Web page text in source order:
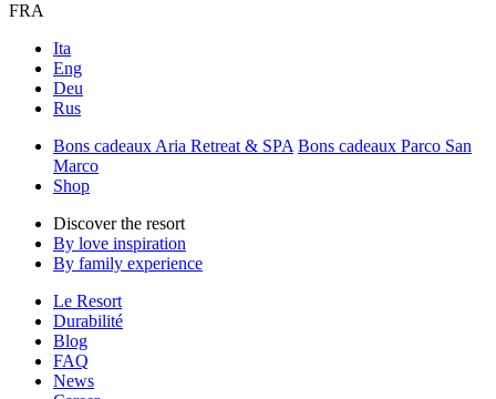
FRA
Ita
Eng
Deu
Rus
Bons cadeaux Aria Retreat & SPA Bons cadeaux Parco San
Marco
Shop
Discover the resort
By love inspiration
By family experience
Le Resort
Durabilité
Blog
FAQ
News